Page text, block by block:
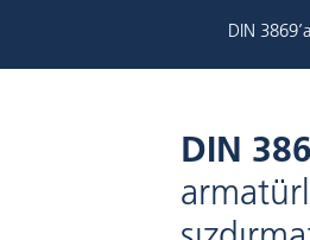
DIN
DIN